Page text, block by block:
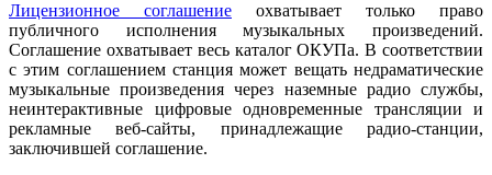
Лицензионное соглашение охватывает только право
публичного исполнения музыкальных произведений.
Соглашение охватывает весь каталог ОКУПа. В соответствии
с этим соглашением станция может вещать недраматические
музыкальные произведения через наземные радио службы,
неинтерактивные цифровые одновременные трансляции и
рекламные веб-сайты, принадлежащие радио-станции,
заключившей соглашение.